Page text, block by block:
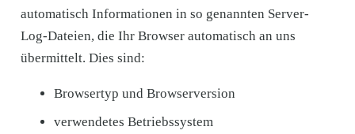
automatisch Informationen in so genannten Server-
Log-Dateien, die Ihr Browser automatisch an uns
übermittelt. Dies sind:
Browsertyp und Browserversion
verwendetes Betriebssystem